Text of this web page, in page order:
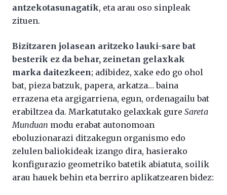
antzekotasunagatik, eta arau oso sinpleak
zituen.
Bizitzaren jolasean aritzeko lauki-sare bat
besterik ez da behar, zeinetan gelaxkak
marka daitezkeen; adibidez, xake edo go ohol
bat, pieza batzuk, papera, arkatza… baina
errazena eta argigarriena, egun, ordenagailu bat
erabiltzea da. Markatutako gelaxkak gure Sareta
Munduan modu erabat autonomoan
eboluzionarazi ditzakegun organismo edo
zelulen baliokideak izango dira, hasierako
konfigurazio geometriko batetik abiatuta, soilik
arau hauek behin eta berriro aplikatzearen bidez: